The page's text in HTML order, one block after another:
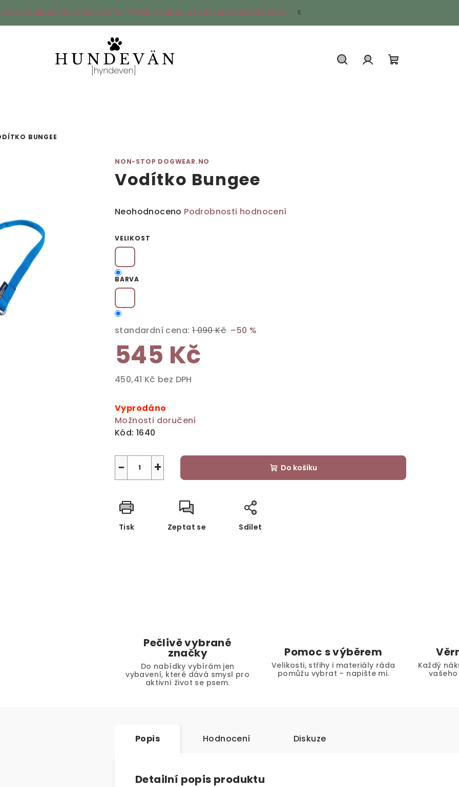
OBJEDNÁVKY ODESLÁNY 1X TÝDNĚ. V SRPNU UŽ MÁ ESHOP LETNÍ PAUZU.
BUNGEE
NON-STOP DOGWEAR.NO
Vodítko Bungee
Průměrné
produktu
je
z
5
Neohodnoceno Podrobnosti hodnocení
VELIKOST
BARVA
standardní cena: 1 090 Kč –50 %
545 Kč
450,41 Kč bez DPH
cena:
Vyprodáno
Možnosti doručení
Kód: 1640
+
− Do košíku
Tisk Zeptat se Sdílet
Pečlivě vybrané
značky
Do nabídky vybírám jen
vybavení, které dává smysl pro
aktivní život se psem.
Pomoc s výběrem
Velikosti, střihy i materiály ráda
pomůžu vybrat – napište mi.
Každý
Popis Hodnocení Diskuze
Detailní popis produktu